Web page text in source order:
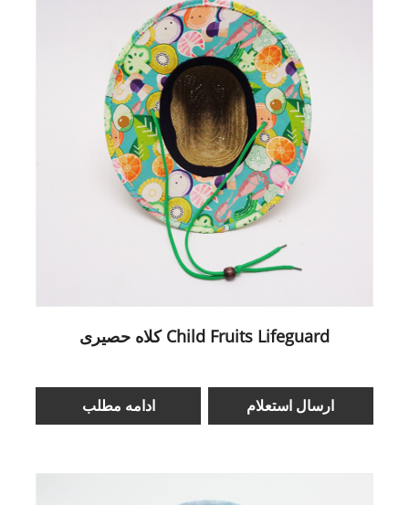
کلاه حصیری Child Fruits Lifeguard
ادامه مطلب ارسال استعلام